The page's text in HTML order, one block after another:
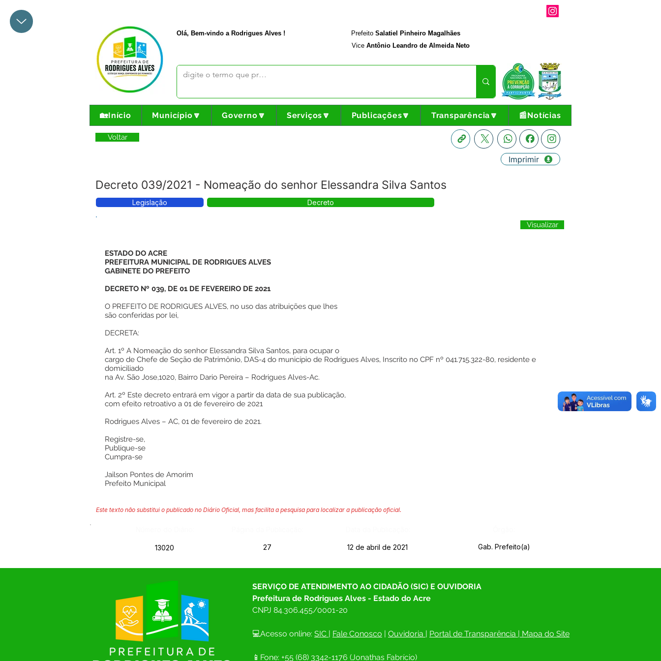
Olá, Bem-vindo a Rodrigues Alves ! Prefeito Salatiel Pinheiro Magalhães
Vice Antônio Leandro de Almeida Neto
🏡Início Município🔽 Governo🔽 Serviços🔽 Publicações🔽 Transparência🔽 📰Notícias
Voltar
Decreto 039/2021 - Nomeação do senhor Elessandra Silva Santos
Imprimir
Legislação Decreto
Visualizar
ESTADO DO ACRE
PREFEITURA MUNICIPAL DE RODRIGUES ALVES
GABINETE DO PREFEITO
DECRETO Nº 039, DE 01 DE FEVEREIRO DE 2021
O PREFEITO DE RODRIGUES ALVES, no uso das atribuições que lhes
são conferidas por lei,
DECRETA:
Art. 1º A Nomeação do senhor Elessandra Silva Santos, para ocupar o
cargo de Chefe de Seção de Patrimônio, DAS-4 do município de Rodrigues Alves, Inscrito no CPF nº 041.715.322-80, residente e
domiciliado
na Av. São Jose,1020, Bairro Dario Pereira – Rodrigues Alves-Ac.
Art. 2º Este decreto entrará em vigor a partir da data de sua publicação,
com efeito retroativo a 01 de fevereiro de 2021
Rodrigues Alves – AC, 01 de fevereiro de 2021.
Registre-se,
Publique-se
Cumpra-se
Jailson Pontes de Amorim
Prefeito Municipal
Este texto não substitui o publicado no Diário Oficial, mas facilita a pesquisa para localizar a publicação oficial.
13020 27 12 de abril de 2021 Gab. Prefeito(a)
SERVIÇO DE ATENDIMENTO AO CIDADÃO (SIC) E OUVIDORIA
Prefeitura de Rodrigues Alves - Estado do Acre
CNPJ 84.306.455/0001-20
💻Acesso online: SIC | Fale Conosco | Ouvidoria | Portal de Transparência | Mapa do Site
📱Fone: +55 (68) 3342-1176 (Jonathas Fabrício)